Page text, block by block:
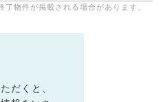
物件が掲載される場合があります。
だくと、